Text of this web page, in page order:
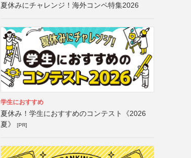
夏休みにチャレンジ！海外コンペ特集2026
学生におすすめ
夏休み！学生におすすめのコンテスト《2026
夏》
[PR]